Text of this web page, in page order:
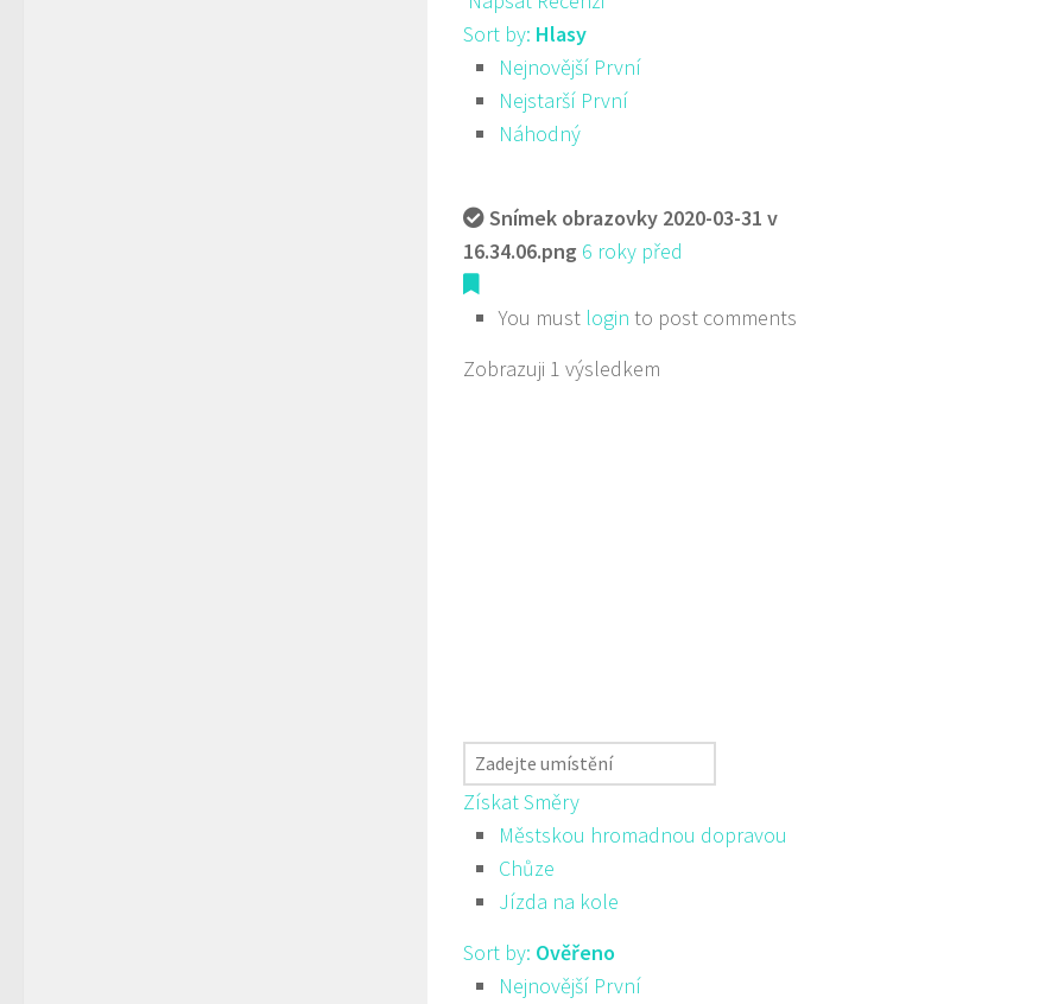
Sort by: Hlasy
Nejnovější První
Nejstarší První
Náhodný
Snímek obrazovky 2020-03-31 v
16.34.06.png 6 roky před
You must login to post comments
Zobrazuji 1 výsledkem
Získat Směry
Městskou hromadnou dopravou
Chůze
Jízda na kole
Sort by: Ověřeno
Nejnovější První